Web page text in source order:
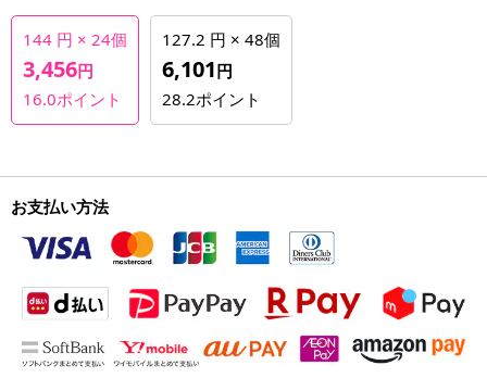
144 円 × 24個
3,456円
16.0ポイント
127.2 円 × 48個
6,101円
28.2ポイント
お支払い方法